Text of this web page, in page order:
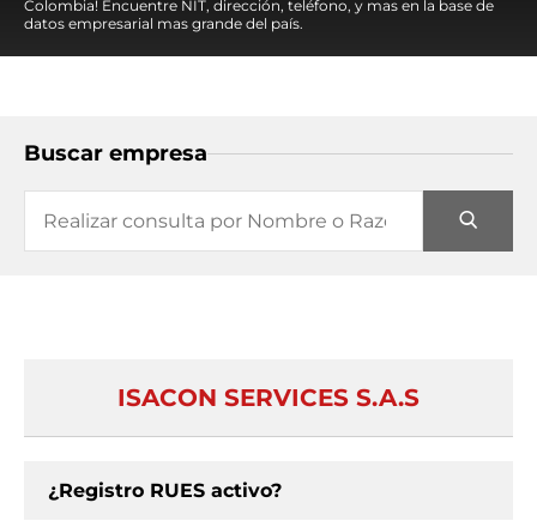
Colombia! Encuentre NIT, dirección, teléfono, y mas en la base de
datos empresarial mas grande del país.
Buscar empresa
ISACON SERVICES S.A.S
¿Registro RUES activo?